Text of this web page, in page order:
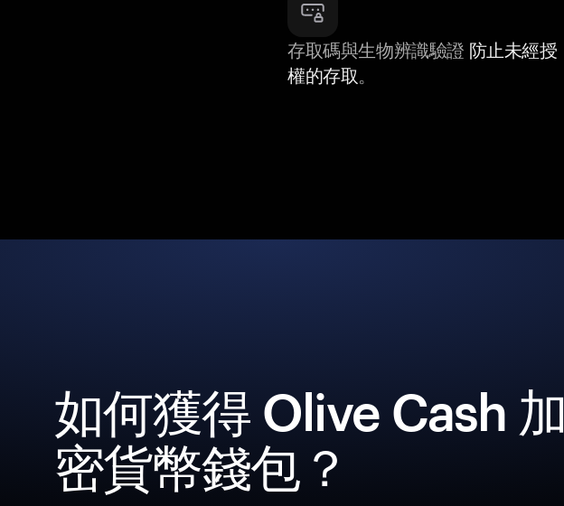
存取碼與生物辨識驗證 防止未經授
權的存取。
如何獲得 Olive Cash 加
密貨幣錢包？